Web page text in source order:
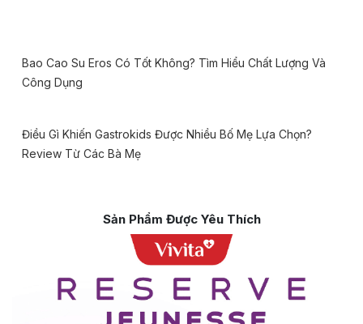
Bao Cao Su Eros Có Tốt Không? Tìm Hiểu Chất Lượng Và
Công Dụng
Điều Gì Khiến Gastrokids Được Nhiều Bố Mẹ Lựa Chọn?
Review Từ Các Bà Mẹ
Sản Phẩm Được Yêu Thích